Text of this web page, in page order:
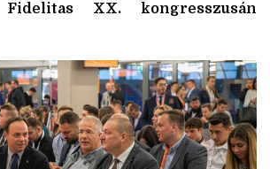
XX. kongresszusán